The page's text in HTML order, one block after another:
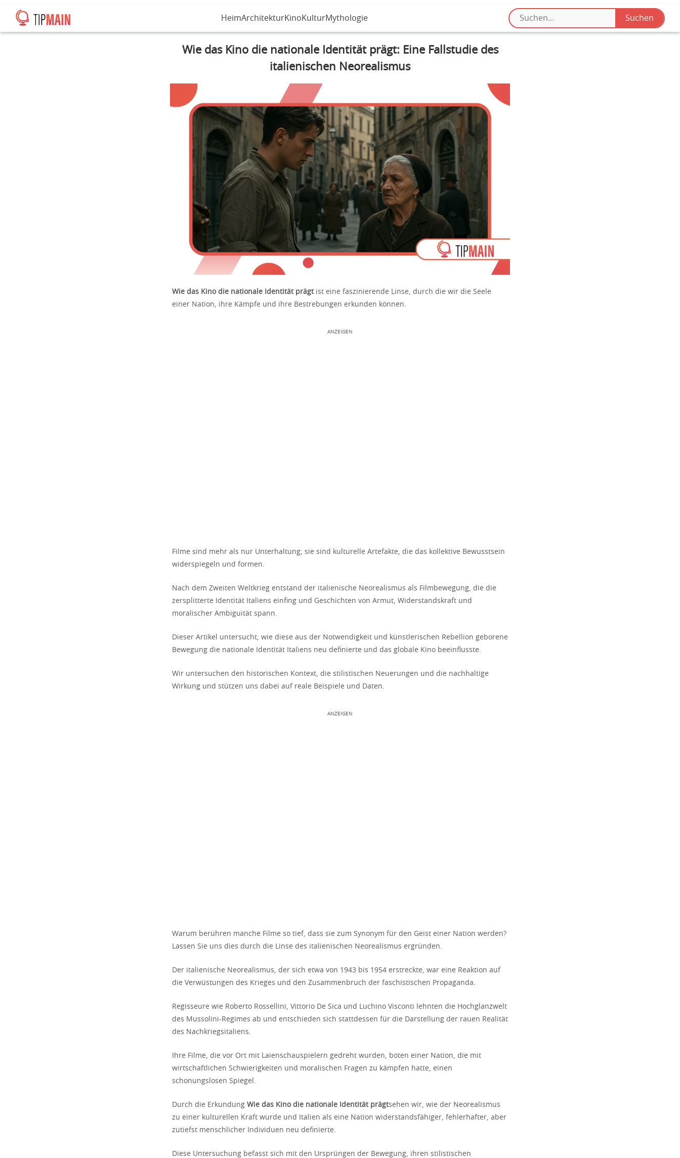
HeimArchitekturKino KulturMythologie
Wie das Kino die nationale Identität prägt: Eine Fallstudie des
italienischen Neorealismus
Wie das Kino die nationale Identität prägtist eine faszinierende Linse, durch die wir die Seele
einer Nation, ihre Kämpfe und ihre Bestrebungen erkunden können.
ANZEIGEN
Filme sind mehr als nur Unterhaltung; sie sind kulturelle Artefakte, die das kollektive Bewusstsein
widerspiegeln und formen.
Nach dem Zweiten Weltkrieg entstand der italienische Neorealismus als Filmbewegung, die die
zersplitterte Identität Italiens einfing und Geschichten von Armut, Widerstandskraft und
moralischer Ambiguität spann.
Dieser Artikel untersucht, wie diese aus der Notwendigkeit und künstlerischen Rebellion geborene
Bewegung die nationale Identität Italiens neu definierte und das globale Kino beeinflusste.
Wir untersuchen den historischen Kontext, die stilistischen Neuerungen und die nachhaltige
Wirkung und stützen uns dabei auf reale Beispiele und Daten.
ANZEIGEN
Warum berühren manche Filme so tief, dass sie zum Synonym für den Geist einer Nation werden?
Lassen Sie uns dies durch die Linse des italienischen Neorealismus ergründen.
Der italienische Neorealismus, der sich etwa von 1943 bis 1954 erstreckte, war eine Reaktion auf
die Verwüstungen des Krieges und den Zusammenbruch der faschistischen Propaganda.
Regisseure wie Roberto Rossellini, Vittorio De Sica und Luchino Visconti lehnten die Hochglanzwelt
des Mussolini-Regimes ab und entschieden sich stattdessen für die Darstellung der rauen Realität
des Nachkriegsitaliens.
Ihre Filme, die vor Ort mit Laienschauspielern gedreht wurden, boten einer Nation, die mit
wirtschaftlichen Schwierigkeiten und moralischen Fragen zu kämpfen hatte, einen
schonungslosen Spiegel.
Durch die Erkundung Wie das Kino die nationale Identität prägtsehen wir, wie der Neorealismus
zu einer kulturellen Kraft wurde und Italien als eine Nation widerstandsfähiger, fehlerhafter, aber
zutiefst menschlicher Individuen neu definierte.
Diese Untersuchung befasst sich mit den Ursprüngen der Bewegung, ihren stilistischen